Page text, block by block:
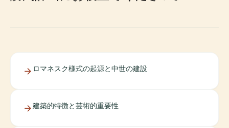
ロマネスク様式の起源と中世の建設
建築的特徴と芸術的重要性